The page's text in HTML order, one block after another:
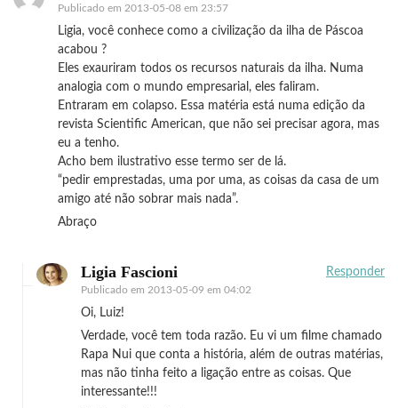
Publicado em 2013-05-08 em 23:57
Ligia, você conhece como a civilização da ilha de Páscoa
acabou ?
Eles exauriram todos os recursos naturais da ilha. Numa
analogia com o mundo empresarial, eles faliram.
Entraram em colapso. Essa matéria está numa edição da
revista Scientific American, que não sei precisar agora, mas
eu a tenho.
Acho bem ilustrativo esse termo ser de lá.
“pedir emprestadas, uma por uma, as coisas da casa de um
amigo até não sobrar mais nada”.
Abraço
Ligia Fascioni
Publicado em 2013-05-09 em 04:02
Responder
Oi, Luiz!
Verdade, você tem toda razão. Eu vi um filme chamado
Rapa Nui que conta a história, além de outras matérias,
mas não tinha feito a ligação entre as coisas. Que
interessante!!!